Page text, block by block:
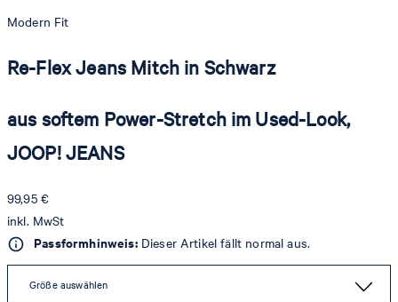
Modern Fit
Re-Flex Jeans Mitch in Schwarz
aus softem Power-Stretch im Used-Look,
JOOP! JEANS
99,95 €
inkl. MwSt
Passformhinweis:Dieser Artikel fällt normal aus.
Größe auswählen